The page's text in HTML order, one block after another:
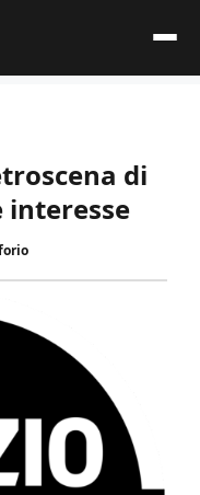
di
interesse